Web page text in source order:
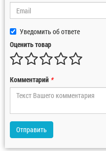
Уведомить об ответе
Оценить товар
Комментарий *
Отправить